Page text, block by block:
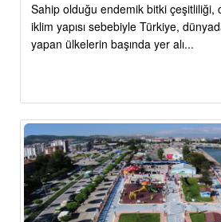
Sahip olduğu endemik bitki çeşitliliği,
iklim yapısı sebebiyle Türkiye,
yapan ülkelerin başında yer alı...